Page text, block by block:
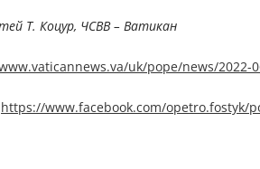
Т. Коцур, ЧСВВ – Ватикан
uk/pope/news/2022-
https://www.facebook.com/opetro.fostyk/